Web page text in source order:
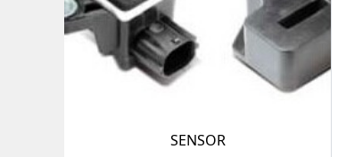
SENSOR